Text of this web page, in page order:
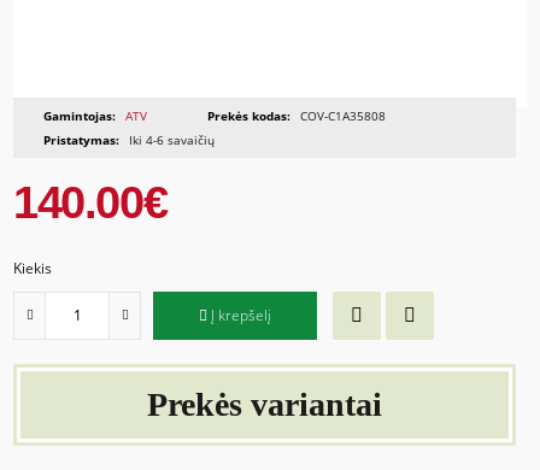
Gamintojas: ATV Prekės kodas: COV-C1A35808
Pristatymas:
Iki 4-6 savaičių
140.00€
Kiekis
Į krepšelį
Prekės variantai